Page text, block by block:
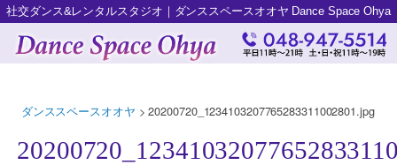
社交ダンス&レンタルスタジオ｜ダンススペースオオヤ Dance Space Ohya
ダンススペースオオヤ >20200720_1234103207765283311002801.jpg